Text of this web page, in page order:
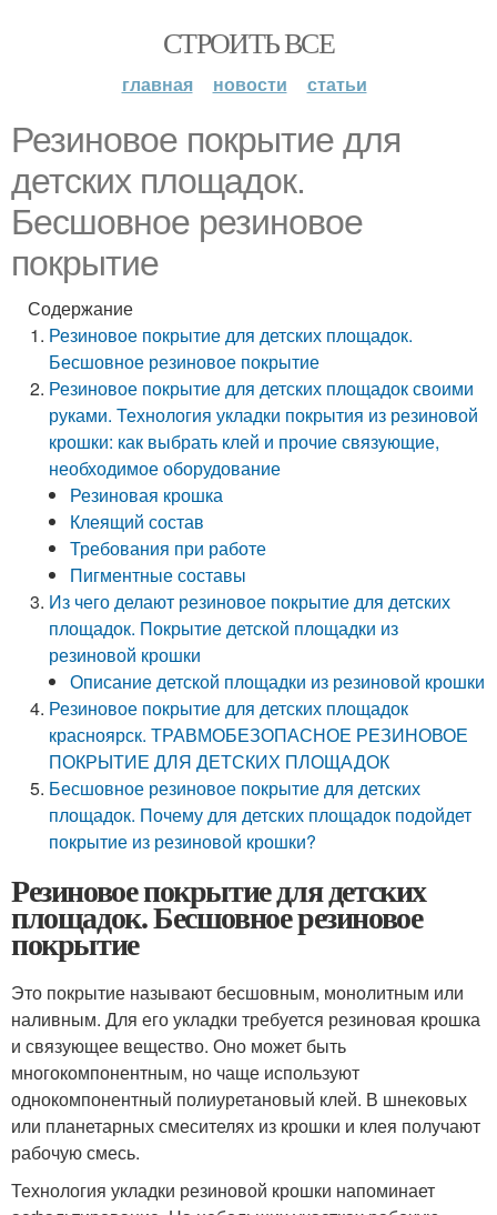
СТРОИТЬ ВСЕ
главная новости статьи
Резиновое покрытие для
детских площадок.
Бесшовное резиновое
покрытие
Содержание
Резиновое покрытие для детских площадок.
Бесшовное резиновое покрытие
Резиновое покрытие для детских площадок своими
руками. Технология укладки покрытия из резиновой
крошки: как выбрать клей и прочие связующие,
необходимое оборудование
Резиновая крошка
Клеящий состав
Требования при работе
Пигментные составы
Из чего делают резиновое покрытие для детских
площадок. Покрытие детской площадки из
резиновой крошки
Описание детской площадки из резиновой крошки
Резиновое покрытие для детских площадок
красноярск. ТРАВМОБЕЗОПАСНОЕ РЕЗИНОВОЕ
ПОКРЫТИЕ ДЛЯ ДЕТСКИХ ПЛОЩАДОК
Бесшовное резиновое покрытие для детских
площадок. Почему для детских площадок подойдет
покрытие из резиновой крошки?
Резиновое покрытие для детских
площадок. Бесшовное резиновое
покрытие
Это покрытие называют бесшовным, монолитным или
наливным. Для его укладки требуется резиновая крошка
и связующее вещество. Оно может быть
многокомпонентным, но чаще используют
однокомпонентный полиуретановый клей. В шнековых
или планетарных смесителях из крошки и клея получают
рабочую смесь.
Технология укладки резиновой крошки напоминает